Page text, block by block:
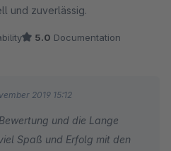
und zuverlässig.
5.0 Documentation
2019 15:12
und die Lange
Spaß und Erfolg mit den